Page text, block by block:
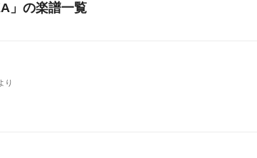
」の楽譜一覧
り